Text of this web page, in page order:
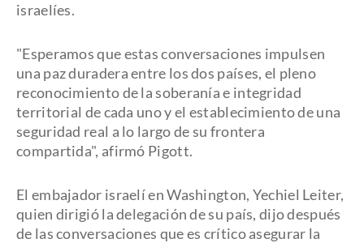
israelíes.
"Esperamos que estas conversaciones impulsen
una paz duradera entre los dos países, el pleno
reconocimiento de la soberanía e integridad
territorial de cada uno y el establecimiento de una
seguridad real a lo largo de su frontera
compartida", afirmó Pigott.
El embajador israelí en Washington, Yechiel Leiter,
quien dirigió la delegación de su país, dijo después
de las conversaciones que es crítico asegurar la